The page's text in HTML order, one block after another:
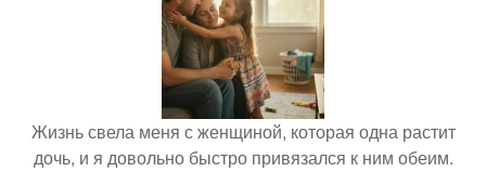
Жизнь свела меня с женщиной, которая одна растит
дочь, и я довольно быстро привязался к ним обеим.